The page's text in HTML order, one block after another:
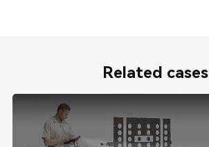
Related cases